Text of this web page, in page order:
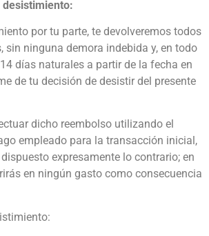
desistimiento:
por tu parte, te devolveremos todos
sin ninguna demora indebida y, en todo
días naturales a partir de la fecha en
de tu decisión de desistir del presente
dicho reembolso utilizando el
empleado para la transacción inicial,
expresamente lo contrario; en
en ningún gasto como consecuencia